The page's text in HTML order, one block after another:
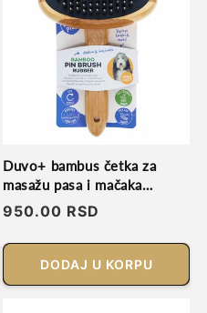
Duvo+ bambus četka za
masažu pasa i mačaka
19x12cm
Regularna
950.00 RSD
DODAJ U KORPU